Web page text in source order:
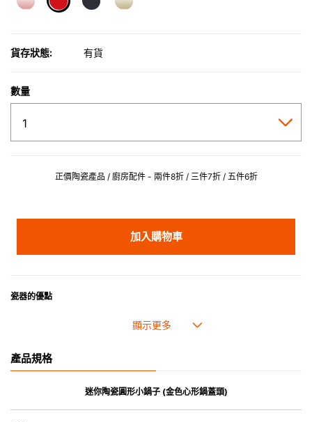
貨存狀態: 有貨
數量
正價陶瓷產品 / 廚房配件 - 兩件8折 / 三件7折 / 五件6折
加入購物車
瓷器的優點
• 即使經常使用亦不會容易吸取食物氣味。
*不可直接用於熱源上
產品規格
迷你陶瓷圓形小鍋子 (金色心形鍋蓋頭)